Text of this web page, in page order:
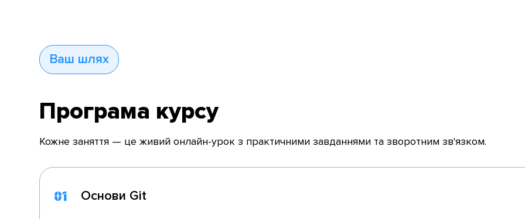
Ваш шлях
Програма курсу
Кожне заняття — це живий онлайн-урок з практичними завданнями та зворотним зв'язком.
01 Основи Git